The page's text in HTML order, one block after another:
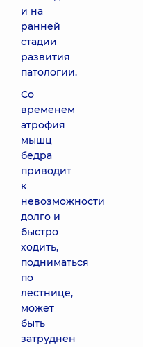
и на
ранней
стадии
развития
патологии.
Со
временем
атрофия
мышц
бедра
приводит
к
невозможности
долго и
быстро
ходить,
подниматься
по
лестнице,
может
быть
затруднен